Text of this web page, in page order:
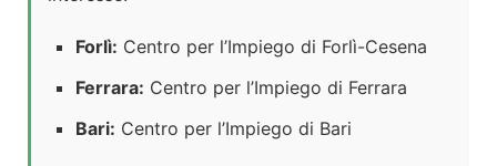
Forlì: Centro per l’Impiego di Forlì-Cesena
Ferrara: Centro per l’Impiego di Ferrara
Bari: Centro per l’Impiego di Bari